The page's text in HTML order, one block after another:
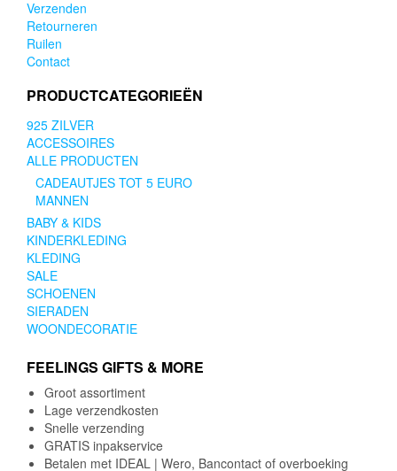
Verzenden
Retourneren
Ruilen
Contact
PRODUCTCATEGORIEËN
925 ZILVER
ACCESSOIRES
ALLE PRODUCTEN
CADEAUTJES TOT 5 EURO
MANNEN
BABY & KIDS
KINDERKLEDING
KLEDING
SALE
SCHOENEN
SIERADEN
WOONDECORATIE
FEELINGS GIFTS & MORE
Groot assortiment
Lage verzendkosten
Snelle verzending
GRATIS inpakservice
Betalen met IDEAL | Wero, Bancontact of overboeking